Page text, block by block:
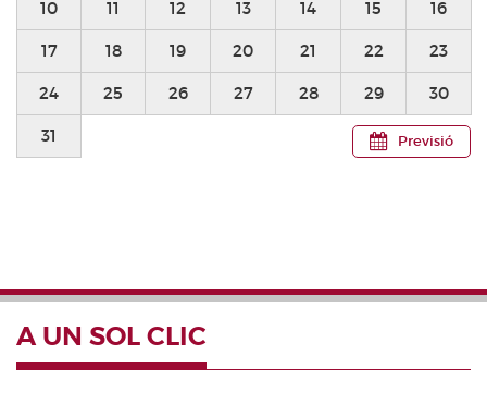
Previsió
10 11 12 13 14 15 16
17 18 19 20 21 22 23
24 25 26 27 28 29 30
31
A UN SOL CLIC